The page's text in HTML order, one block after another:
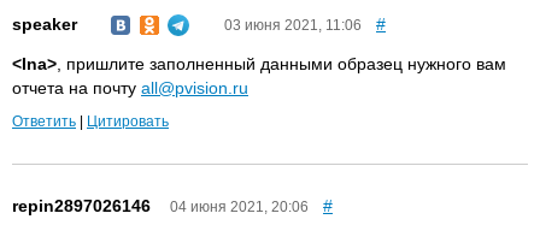
speaker 03 июня 2021, 11:06 #
<Ina> , пришлите заполненный данными образец нужного вам
отчета на почту all@pvision.ru
Ответить Цитировать
repin2897026146 04 июня 2021, 20:06
#